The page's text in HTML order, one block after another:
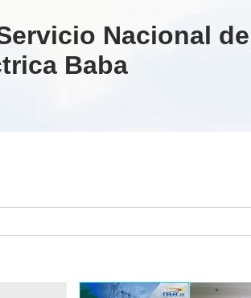
Nacional
Baba